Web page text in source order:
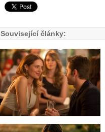
Související články: